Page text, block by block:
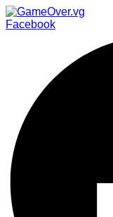
Facebook